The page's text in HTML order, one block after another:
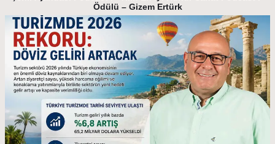
Ödülü – Gizem Ertürk